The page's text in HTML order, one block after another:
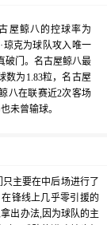
屋鲸八的控球率为
琼克为球队攻入唯一
破门。名古屋鲸八最
数为1.83粒，名古屋
八在联赛近2次客场
未曾输球。
主要在中后场进行了
锋线上几乎零引援的
出办法,因为球队的主